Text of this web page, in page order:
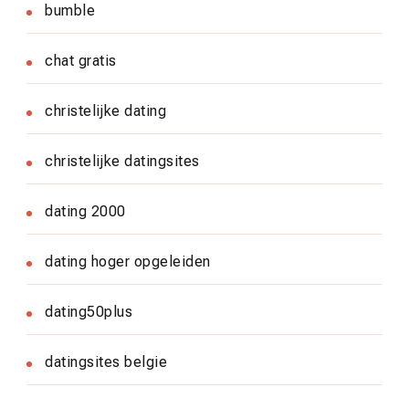
bumble
chat gratis
christelijke dating
christelijke datingsites
dating 2000
dating hoger opgeleiden
dating50plus
datingsites belgie